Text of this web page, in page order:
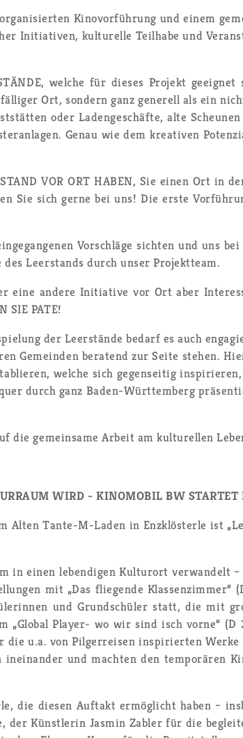
Ki­no­vor­füh­rung und einem
In­itia­ti­ven, kul­tu­rel­le Teil­ha­be und
wel­che für die­ses Pro­jekt
Ort, son­dern ganz ge­ne­rell als ein
oder La­den­ge­schäf­te, alte
Genau wie dem krea­ti­ven
VOR ORT HABEN, Sie einen Ort in
Sie sich gerne bei uns! Die erste
Vor­schlä­ge sich­ten und uns
Leer­stands durch unser Pro­jekt­team.
eine an­de­re In­itia­ti­ve vor Ort aber
SIE PATE!
der Leer­stän­de be­darf es auch
Ge­mein­den be­ra­tend zur Seite ste­hen.
wel­che sich ge­gen­sei­tig
durch ganz Ba­den-Würt­tem­berg
die ge­mein­sa­me Ar­beit am kul­tu­rel­len
WIRD - KI­NO­MO­BIL BW
Alten Tan­te-M-La­den in Enz­klös­ter­le ist
in einen le­ben­di­gen Kul­tur­ort ver­wan­delt
mit „Das flie­gen­de
und Grund­schü­ler statt, die mit
„Glo­bal Play­er- wo wir sind isch vorne“
die u.a. von Pil­ger­rei­sen in­spi­rier­ten
und mach­ten den tem­po­rä­ren
die die­sen Auf­takt er­mög­licht haben –
der Künst­le­rin Jas­min Zab­ler für die